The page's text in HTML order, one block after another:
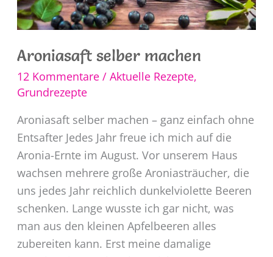
Aroniasaft selber machen
12 Kommentare / Aktuelle Rezepte,
Grundrezepte
Aroniasaft selber machen – ganz einfach ohne
Entsafter Jedes Jahr freue ich mich auf die
Aronia-Ernte im August. Vor unserem Haus
wachsen mehrere große Aroniasträucher, die
uns jedes Jahr reichlich dunkelviolette Beeren
schenken. Lange wusste ich gar nicht, was
man aus den kleinen Apfelbeeren alles
zubereiten kann. Erst meine damalige